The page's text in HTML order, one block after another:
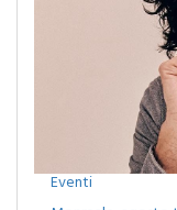
Monreale, agosto
per il concerto di